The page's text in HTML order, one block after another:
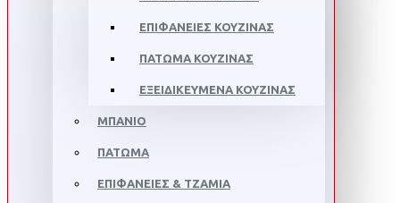
ΕΠΙΦΆΝΕΙΕΣ ΚΟΥΖΊΝΑΣ
ΠΑΤΏΜΑ ΚΟΥΖΊΝΑΣ
ΕΞΕΙΔΙΚΕΥΜΈΝΑ ΚΟΥΖΊΝΑΣ
ΜΠΆΝΙΟ
ΠΆΤΩΜΑ
ΕΠΙΦΆΝΕΙΕΣ & ΤΖΆΜΙΑ